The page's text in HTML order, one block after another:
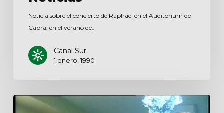
Noticia sobre el concierto de Raphael en el Auditorium de
Cabra, en el verano de…
Canal Sur
1 enero, 1990
Por